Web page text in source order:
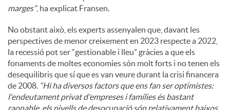
marges”, ha explicat Fransen.
No obstant això, els experts assenyalen que, davant les
perspectives de menor creixement en 2023 respecte a 2022,
la recessió pot ser “gestionable i lleu” gràcies a que els
fonaments de moltes economies són molt forts i no tenen els
desequilibris que sí que es van veure durant la crisi financera
de 2008. “Hi ha diversos factors que ens fan ser optimistes:
l'endeutament privat d'empreses i famílies és bastant
raonable, els nivells de desocupació són relativament baixos